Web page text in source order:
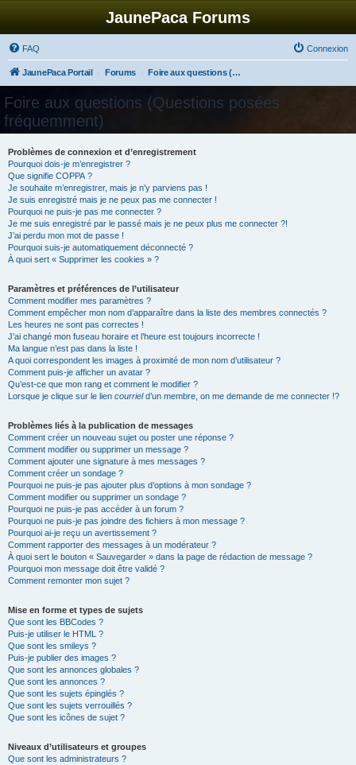
JaunePaca Forums
FAQ Connexion
JaunePaca Portail Forums Foire aux questions (Questions posées fréquemment)
Foire aux questions (Questions posées
fréquemment)
Problèmes de connexion et d’enregistrement
Pourquoi dois-je m’enregistrer ?
Que signifie COPPA ?
Je souhaite m’enregistrer, mais je n’y parviens pas !
Je suis enregistré mais je ne peux pas me connecter !
Pourquoi ne puis-je pas me connecter ?
Je me suis enregistré par le passé mais je ne peux plus me connecter ?!
J’ai perdu mon mot de passe !
Pourquoi suis-je automatiquement déconnecté ?
À quoi sert « Supprimer les cookies » ?
Paramètres et préférences de l’utilisateur
Comment modifier mes paramètres ?
Comment empêcher mon nom d’apparaître dans la liste des membres connectés ?
Les heures ne sont pas correctes !
J’ai changé mon fuseau horaire et l’heure est toujours incorrecte !
Ma langue n’est pas dans la liste !
A quoi correspondent les images à proximité de mon nom d’utilisateur ?
Comment puis-je afficher un avatar ?
Qu’est-ce que mon rang et comment le modifier ?
Lorsque je clique sur le lien courrield’un membre, on me demande de me connecter !?
Problèmes liés à la publication de messages
Comment créer un nouveau sujet ou poster une réponse ?
Comment modifier ou supprimer un message ?
Comment ajouter une signature à mes messages ?
Comment créer un sondage ?
Pourquoi ne puis-je pas ajouter plus d’options à mon sondage ?
Comment modifier ou supprimer un sondage ?
Pourquoi ne puis-je pas accéder à un forum ?
Pourquoi ne puis-je pas joindre des fichiers à mon message ?
Pourquoi ai-je reçu un avertissement ?
Comment rapporter des messages à un modérateur ?
À quoi sert le bouton « Sauvegarder » dans la page de rédaction de message ?
Pourquoi mon message doit être validé ?
Comment remonter mon sujet ?
Mise en forme et types de sujets
Que sont les BBCodes ?
Puis-je utiliser le HTML ?
Que sont les smileys ?
Puis-je publier des images ?
Que sont les annonces globales ?
Que sont les annonces ?
Que sont les sujets épinglés ?
Que sont les sujets verrouillés ?
Que sont les icônes de sujet ?
Niveaux d’utilisateurs et groupes
Que sont les administrateurs ?